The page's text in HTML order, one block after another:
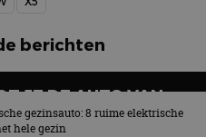
berichten
JE DE AUTO VAN
gezinsauto: 8 ruime elektrische
hele gezin